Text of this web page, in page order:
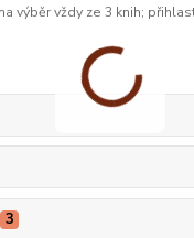
výběr vždy ze 3 knih;
3